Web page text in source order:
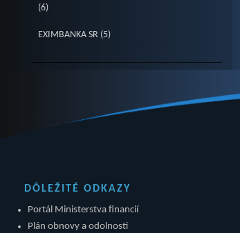
(6)
EXIMBANKA SR (5)
DÔLEŽITÉ ODKAZY
Portál Ministerstva financií
Plán obnovy a odolnosti